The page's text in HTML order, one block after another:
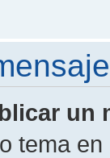
un
tema